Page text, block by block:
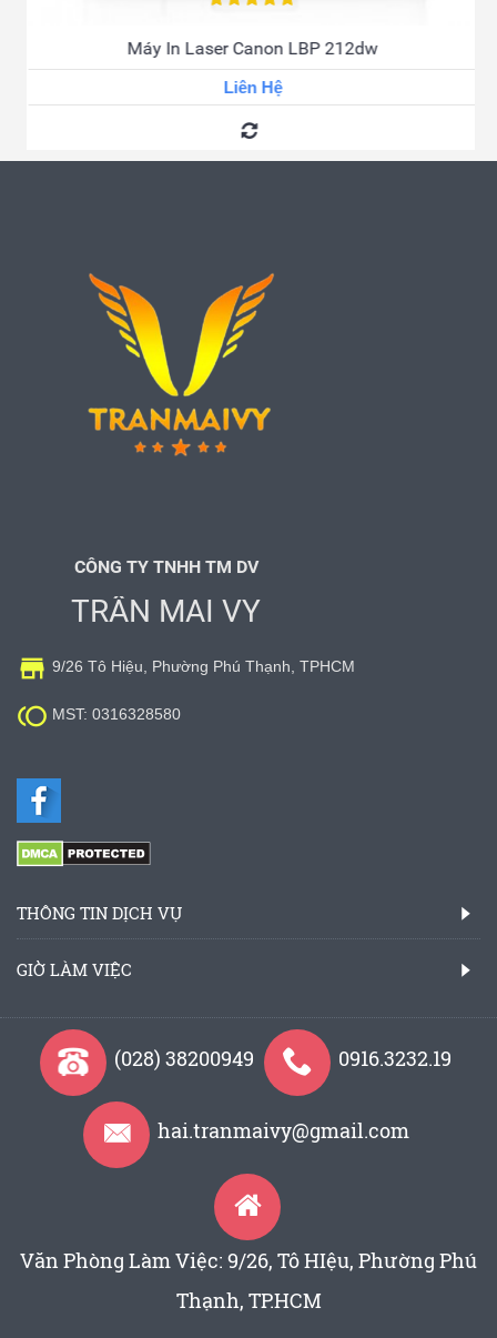
Máy In Laser Canon LBP 212dw
Liên Hệ
CÔNG TY TNHH TM DV
TRẦN MAI VY
 9/26 Tô Hiệu, Phường Phú Thạnh, TPHCM
 MST: 0316328580
THÔNG TIN DỊCH VỤ
GIỜ LÀM VIỆC
(028) 38200949 0916.3232.19
hai.tranmaivy@gmail.com
Văn Phòng Làm Việc: 9/26, Tô HIệu, Phường Phú
Thạnh, TP.HCM